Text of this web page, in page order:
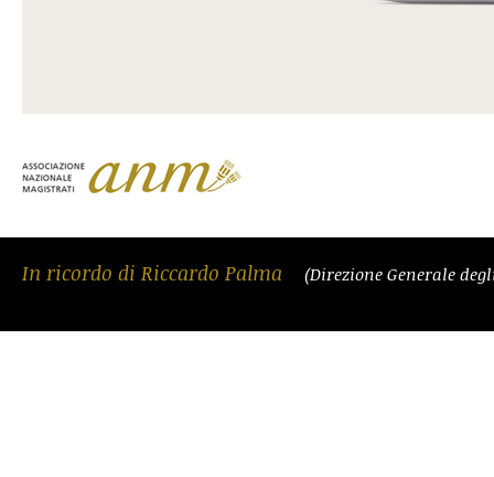
In ricordo di Riccardo Palma (Direzione Generale